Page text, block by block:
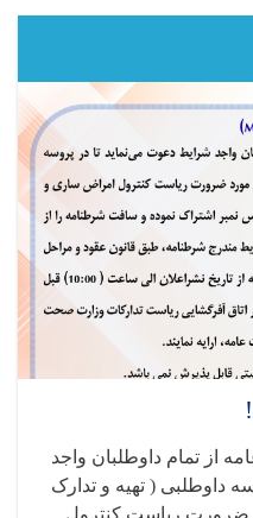
از تمام داوطلبان واجد
داوطلبی ( تهیه و تدارک
ضرورت ریاست کنترول